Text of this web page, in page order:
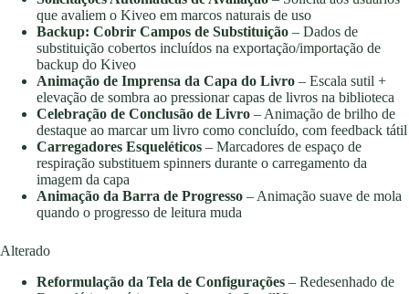
que avaliem o Kiveo em marcos naturais de uso
Backup: Cobrir Campos de Substituição – Dados de
substituição cobertos incluídos na exportação/importação de
backup do Kiveo
Animação de Imprensa da Capa do Livro – Escala sutil +
elevação de sombra ao pressionar capas de livros na biblioteca
Celebração de Conclusão de Livro – Animação de brilho de
destaque ao marcar um livro como concluído, com feedback tátil
Carregadores Esqueléticos – Marcadores de espaço de
respiração substituem spinners durante o carregamento da
imagem da capa
Animação da Barra de Progresso – Animação suave de mola
quando o progresso de leitura muda
Alterado
Reformulação da Tela de Configurações – Redesenhado de